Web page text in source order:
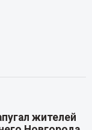
жителей